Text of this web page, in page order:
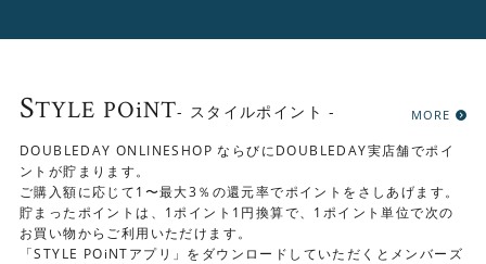
STYLE POiNT- スタイルポイント - MORE
DOUBLEDAY ONLINESHOP ならびにDOUBLEDAY実店舗でポイ
ントが貯まります。
ご購入額に応じて1〜最大3％の還元率でポイントをさしあげます。
貯まったポイントは、1ポイント1円換算で、1ポイント単位で次の
お買い物からご利用いただけます。
「STYLE POiNTアプリ」をダウンロードしていただくとメンバーズ